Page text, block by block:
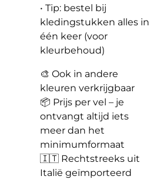
• Tip: bestel bij
kledingstukken alles in
één keer (voor
kleurbehoud)
🎨 Ook in andere
kleuren verkrijgbaar
📦 Prijs per vel – je
ontvangt altijd iets
meer dan het
minimumformaat
🇮🇹 Rechtstreeks uit
Italië geïmporteerd